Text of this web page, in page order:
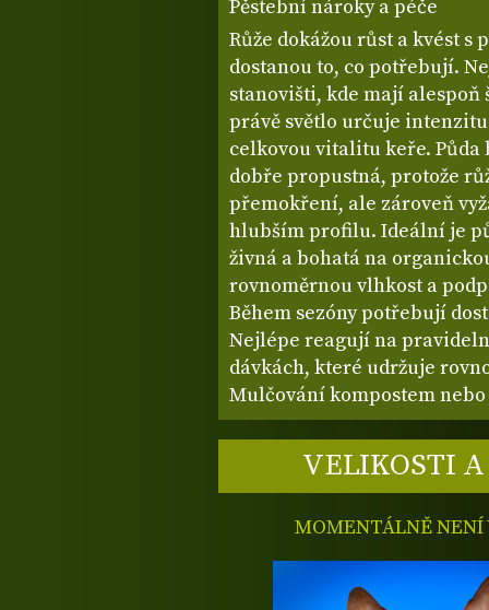
Pěstební nároky a péče
Růže dokážou růst a kvést
dostanou to, co potřebují.
stanovišti, kde mají alespoň
právě světlo určuje
celkovou vitalitu keře.
dobře propustná, protože
přemokření, ale zároveň
hlubším profilu. Ideální je
živná a bohatá na
rovnoměrnou vlhkost a
Během sezóny potřebují
Nejlépe reagují na
dávkách, které udržuje
Mulčování kompostem
VELIKOSTI
MOMENTÁLNĚ NENÍ